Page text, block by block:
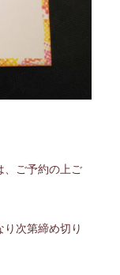
、ご予約の上ご
次第締め切り